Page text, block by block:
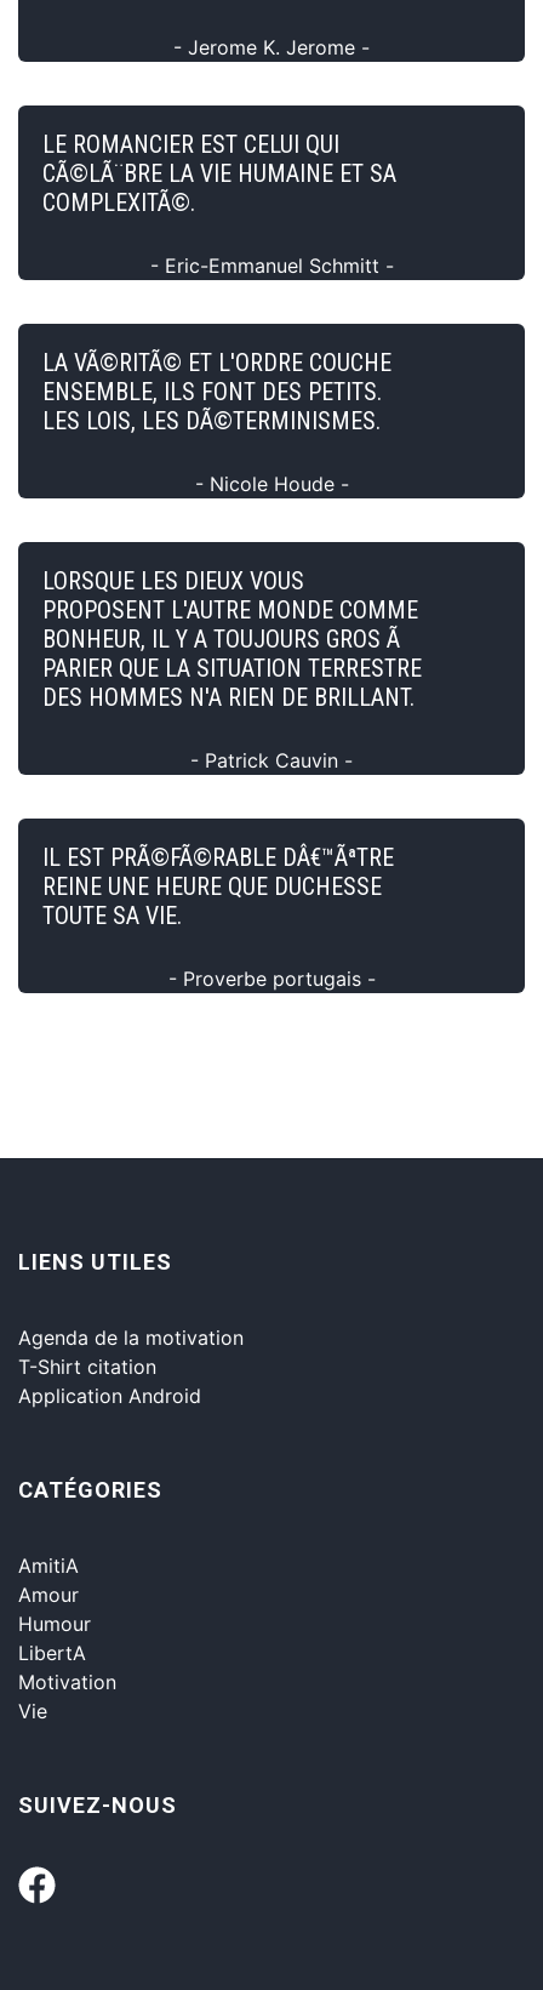
- Jerome K. Jerome -
LE ROMANCIER EST CELUI QUI
CÃ©LÃ¨BRE LA VIE HUMAINE ET SA
COMPLEXITÃ©.
- Eric-Emmanuel Schmitt -
LA VÃ©RITÃ© ET L'ORDRE COUCHE
ENSEMBLE, ILS FONT DES PETITS.
LES LOIS, LES DÃ©TERMINISMES.
- Nicole Houde -
LORSQUE LES DIEUX VOUS
PROPOSENT L'AUTRE MONDE COMME
BONHEUR, IL Y A TOUJOURS GROS Ã
PARIER QUE LA SITUATION TERRESTRE
DES HOMMES N'A RIEN DE BRILLANT.
- Patrick Cauvin -
IL EST PRÃ©FÃ©RABLE DÂ€™ÃªTRE
REINE UNE HEURE QUE DUCHESSE
TOUTE SA VIE.
- Proverbe portugais -
LIENS UTILES
Agenda de la motivation
T-Shirt citation
Application Android
CATÉGORIES
AmitiA
Amour
Humour
LibertA
Motivation
Vie
SUIVEZ-NOUS